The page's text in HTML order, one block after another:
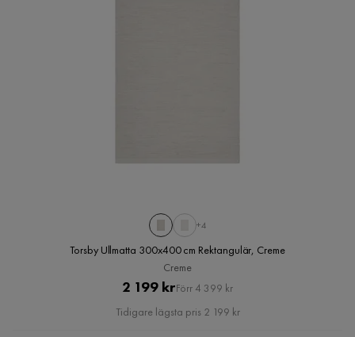
+4
Torsby Ullmatta 300x400 cm Rektangulär, Creme
Creme
Pris
2 199 krOriginal
Pris
Förr 4 399 kr
Tidigare lägsta pris 2 199 kr